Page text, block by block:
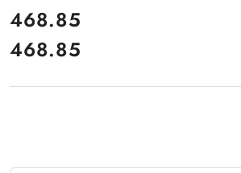
cena:
468.85
Cena:
468.85